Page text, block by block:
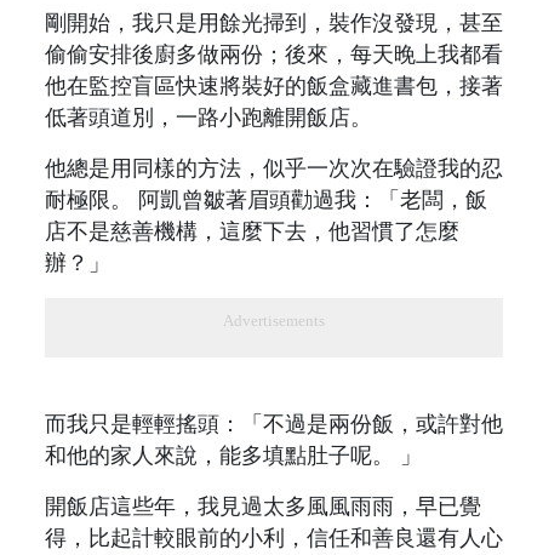
剛開始，我只是用餘光掃到，裝作沒發現，甚至
偷偷安排後廚多做兩份；後來，每天晚上我都看
他在監控盲區快速將裝好的飯盒藏進書包，接著
低著頭道別，一路小跑離開飯店。
他總是用同樣的方法，似乎一次次在驗證我的忍
耐極限。 阿凱曾皺著眉頭勸過我：「老闆，飯
店不是慈善機構，這麼下去，他習慣了怎麼
辦？」
Advertisements
而我只是輕輕搖頭：「不過是兩份飯，或許對他
和他的家人來說，能多填點肚子呢。 」
開飯店這些年，我見過太多風風雨雨，早已覺
得，比起計較眼前的小利，信任和善良還有人心